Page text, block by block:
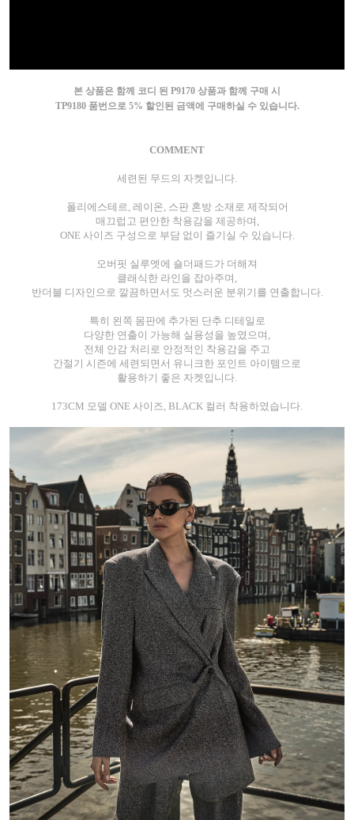
본 상품은 함께 코디 된 P9170 상품과 함께 구매 시
TP9180 품번으로 5% 할인된 금액에 구매하실 수 있습니다.
COMMENT
세련된 무드의 자켓입니다.
폴리에스테르, 레이온, 스판 혼방 소재로 제작되어
매끄럽고 편안한 착용감을 제공하며,
ONE 사이즈 구성으로 부담 없이 즐기실 수 있습니다.
오버핏 실루엣에 숄더패드가 더해져
클래식한 라인을 잡아주며,
반더블 디자인으로 깔끔하면서도 멋스러운 분위기를 연출합니다.
특히 왼쪽 몸판에 추가된 단추 디테일로
다양한 연출이 가능해 실용성을 높였으며,
전체 안감 처리로 안정적인 착용감을 주고
간절기 시즌에 세련되면서 유니크한 포인트 아이템으로
활용하기 좋은 자켓입니다.
173CM 모델 ONE 사이즈, BLACK 컬러 착용하였습니다.